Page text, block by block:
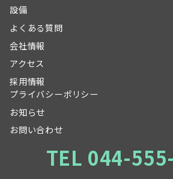
設備
よくある質問
会社情報
アクセス
採用情報
プライバシーポリシー
お知らせ
お問い合わせ
TEL 044-